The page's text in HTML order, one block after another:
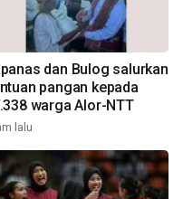
dan Bulog salurkan
pangan kepada
warga Alor-NTT
lalu